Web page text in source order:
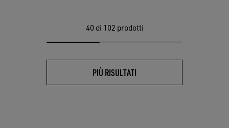
40 di 102 prodotti
PIÙ RISULTATI